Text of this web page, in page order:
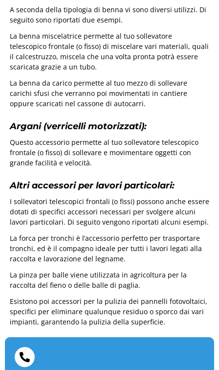
A seconda della tipologia di benna vi sono diversi utilizzi. Di
seguito sono riportati due esempi.
La benna miscelatrice permette al tuo sollevatore
telescopico frontale (o fisso) di miscelare vari materiali, quali
il calcestruzzo, miscela che una volta pronta potrà essere
scaricata grazie a un tubo.
La benna da carico permette al tuo mezzo di sollevare
carichi sfusi che verranno poi movimentati in cantiere
oppure scaricati nel cassone di autocarri.
Argani (verricelli motorizzati):
Questo accessorio permette al tuo sollevatore telescopico
frontale (o fisso) di sollevare e movimentare oggetti con
grande facilità e velocità.
Altri accessori per lavori particolari:
I sollevatori telescopici frontali (o fissi) possono anche essere
dotati di specifici accessori necessari per svolgere alcuni
lavori particolari. Di seguito vengono riportati alcuni esempi.
La forca per tronchi è l’accessorio perfetto per trasportare
tronchi, ed è il compagno ideale per tutti i lavori legati alla
raccolta e lavorazione del legname.
La pinza per balle viene utilizzata in agricoltura per la
raccolta del fieno o delle balle di paglia.
Esistono poi accessori per la pulizia dei pannelli fotovoltaici,
specifici per eliminare qualunque residuo o sporco dai vari
impianti, garantendo la pulizia della superficie.